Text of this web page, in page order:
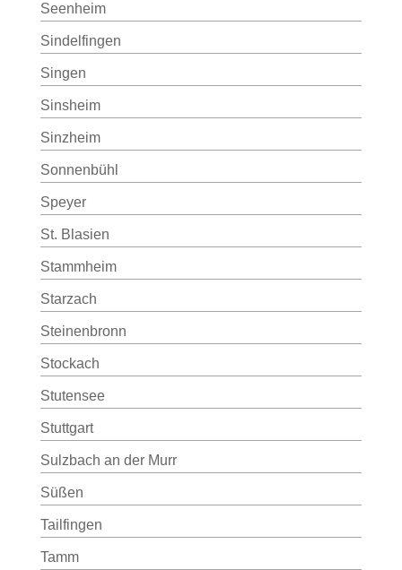
Seenheim
Sindelfingen
Singen
Sinsheim
Sinzheim
Sonnenbühl
Speyer
St. Blasien
Stammheim
Starzach
Steinenbronn
Stockach
Stutensee
Stuttgart
Sulzbach an der Murr
Süßen
Tailfingen
Tamm